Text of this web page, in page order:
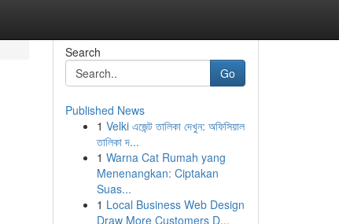
Search
Go
Published News
1 Velki এজেন্ট তালিকা দেখুন: অফিসিয়াল
তালিকা দ...
1 Warna Cat Rumah yang
Menenangkan: Ciptakan
Suas...
1 Local Business Web Design
Draw More Customers D...